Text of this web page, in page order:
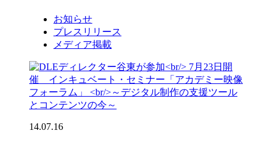
お知らせ
プレスリリース
メディア掲載
14.07.16